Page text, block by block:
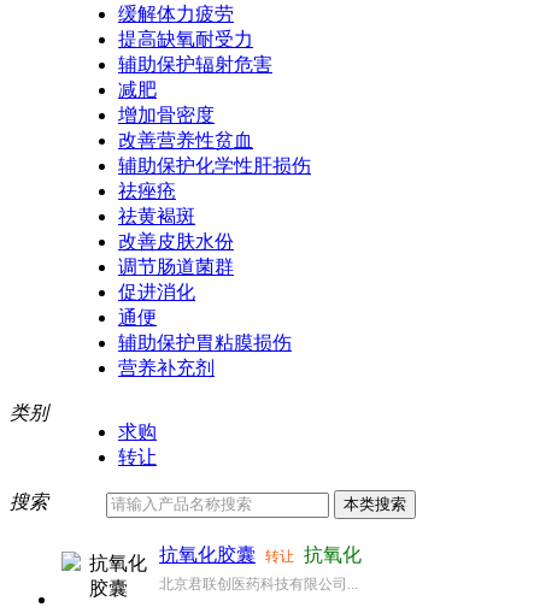
缓解体力疲劳
提高缺氧耐受力
辅助保护辐射危害
减肥
增加骨密度
改善营养性贫血
辅助保护化学性肝损伤
祛痤疮
祛黄褐斑
改善皮肤水份
调节肠道菌群
促进消化
通便
辅助保护胃粘膜损伤
营养补充剂
类别
求购
转让
搜索
抗氧化胶囊 转让 抗氧化
北京君联创医药科技有限公司...